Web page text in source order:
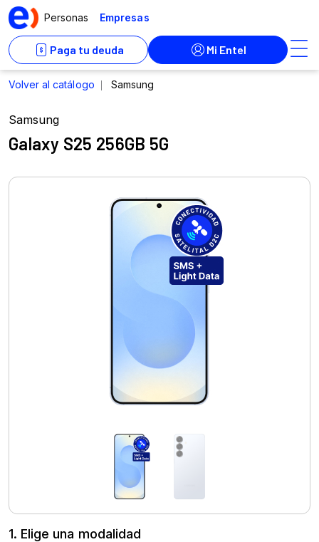
Samsung
Galaxy S25 256GB 5G
1. Elige una modalidad